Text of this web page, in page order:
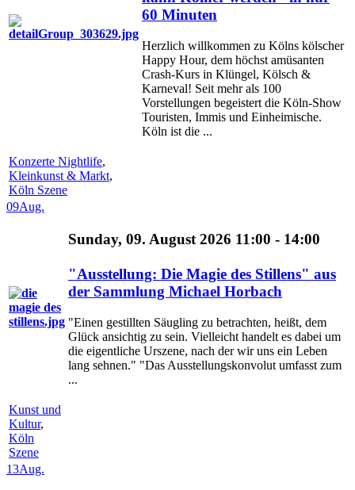
60 Minuten
Herzlich willkommen zu Kölns kölscher
Happy Hour, dem höchst amüsanten
Crash-Kurs in Klüngel, Kölsch &
Karneval! Seit mehr als 100
Vorstellungen begeistert die Köln-Show
Touristen, Immis und Einheimische.
Köln ist die ...
Konzerte Nightlife,
Kleinkunst & Markt,
Köln Szene
09Aug.
Sunday, 09. August 2026 11:00 - 14:00
"Ausstellung: Die Magie des Stillens" aus
der Sammlung Michael Horbach
"Einen gestillten Säugling zu betrachten, heißt, dem
Glück ansichtig zu sein. Vielleicht handelt es dabei um
die eigentliche Urszene, nach der wir uns ein Leben
lang sehnen." "Das Ausstellungskonvolut umfasst zum
...
Kunst und
Kultur,
Köln
Szene
13Aug.